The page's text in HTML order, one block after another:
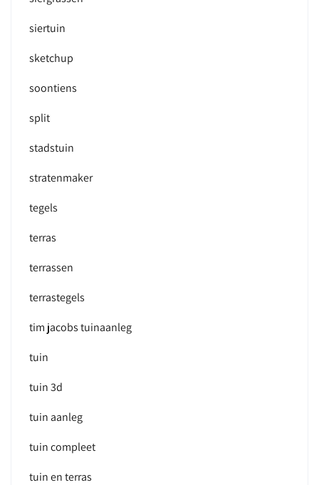
siertuin
sketchup
soontiens
split
stadstuin
stratenmaker
tegels
terras
terrassen
terrastegels
tim jacobs tuinaanleg
tuin
tuin 3d
tuin aanleg
tuin compleet
tuin en terras